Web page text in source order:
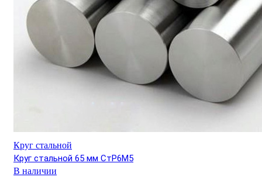
Круг стальной
Круг стальной 65 мм СтР6М5
В наличии